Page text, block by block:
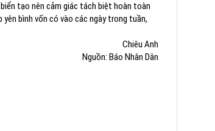
tạo nên cảm giác tách biệt hoàn toàn
bình vốn có vào các ngày trong tuần,
Chiêu Anh
Nguồn: Báo Nhân Dân